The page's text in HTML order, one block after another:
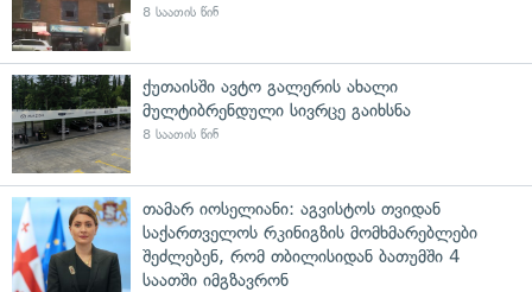
8 საათის წინ
ქუთაისში ავტო გალერის ახალი
მულტიბრენდული სივრცე გაიხსნა
8 საათის წინ
თამარ იოსელიანი: აგვისტოს თვიდან
საქართველოს რკინიგზის მომხმარებლები
შეძლებენ, რომ თბილისიდან ბათუმში 4
საათში იმგზავრონ